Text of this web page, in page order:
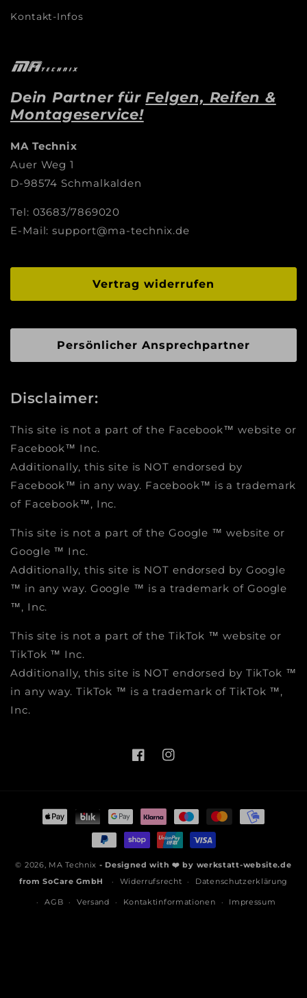
Kontakt-Infos
Dein Partner fürFelgen, Reifen &
Montageservice!
MA Technix
Auer Weg 1
D-98574 Schmalkalden
Tel: 03683/7869020
E-Mail: support@ma-technix.de
Vertrag widerrufen
Persönlicher Ansprechpartner
Disclaimer:
This site is not a part of the Facebook™ website or
Facebook™ Inc.
Additionally, this site is NOT endorsed by
Facebook™ in any way. Facebook™ is a trademark
of Facebook™, Inc.
This site is not a part of the Google ™ website or
Google ™ Inc.
Additionally, this site is NOT endorsed by Google
™ in any way. Google ™ is a trademark of Google
™, Inc.
This site is not a part of the TikTok ™ website or
TikTok ™ Inc.
Additionally, this site is NOT endorsed by TikTok ™
in any way. TikTok ™ is a trademark of TikTok ™,
Inc.
FacebookInstagram
Zahlungsmethoden
© 2026, MA Technix - Designed with ❤️ by werkstatt-website.de
fromSoCare GmbH Widerrufsrecht Datenschutzerklärung
AGB Versand Kontaktinformationen Impressum